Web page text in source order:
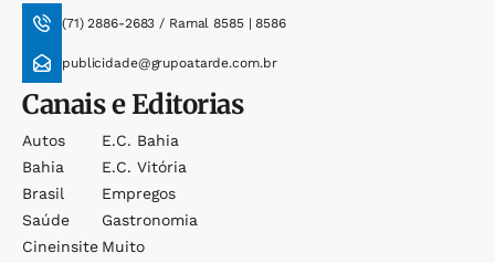
(71) 2886-2683 / Ramal 8585 | 8586
publicidade@grupoatarde.com.br
Canais e Editorias
Autos
Bahia
Brasil
Saúde
Cineinsite
E.c. Bahia
E.c. Vitória
Empregos
Gastronomia
Muito